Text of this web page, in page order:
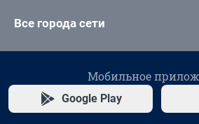
Все города сети
Мобильное
Google Play